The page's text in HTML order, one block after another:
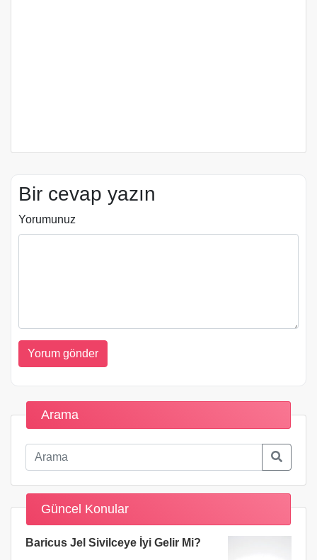
Bir cevap yazın
Yorumunuz
Arama
Güncel Konular
Baricus Jel Sivilceye İyi Gelir Mi?